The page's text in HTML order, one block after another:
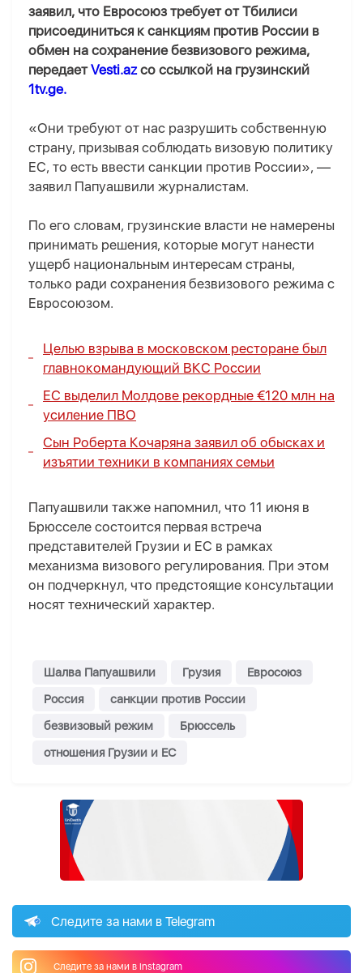
заявил, что Евросоюз требует от Тбилиси
присоединиться к санкциям против России в
обмен на сохранение безвизового режима,
передаетVesti.azсо ссылкой на грузинский
1tv.ge.
«Они требуют от нас разрушить собственную
страну, призывая соблюдать визовую политику
ЕС, то есть ввести санкции против России», —
заявил Папуашвили журналистам.
По его словам, грузинские власти не намерены
принимать решения, которые могут нанести
ущерб национальным интересам страны,
только ради сохранения безвизового режима с
Евросоюзом.
Целью взрыва в московском ресторане был
главнокомандующий ВКС России
ЕС выделил Молдове рекордные €120 млн на
усиление ПВО
Сын Роберта Кочаряна заявил об обысках и
изъятии техники в компаниях семьи
Папуашвили также напомнил, что 11 июня в
Брюсселе состоится первая встреча
представителей Грузии и ЕС в рамках
механизма визового регулирования. При этом
он подчеркнул, что предстоящие консультации
носят технический характер.
Шалва Папуашвили Грузия
Евросоюз
Россия
санкции против России
безвизовый режим
Брюссель
отношения Грузии и ЕС
Следите за нами в Telegram
Следите за нами в Instagram